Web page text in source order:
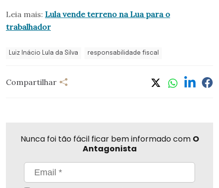
Leia mais: Lula vende terreno na Lua para o
trabalhador
Luiz Inácio Lula da Silva responsabilidade fiscal
Compartilhar
Nunca foi tão fácil ficar bem informado com O
Antagonista